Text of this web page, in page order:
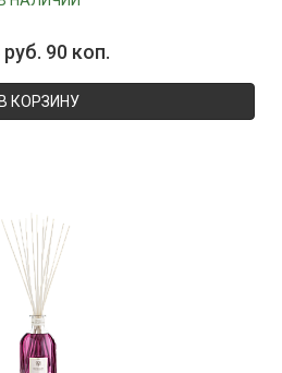
руб. 90 коп.
В КОРЗИНУ